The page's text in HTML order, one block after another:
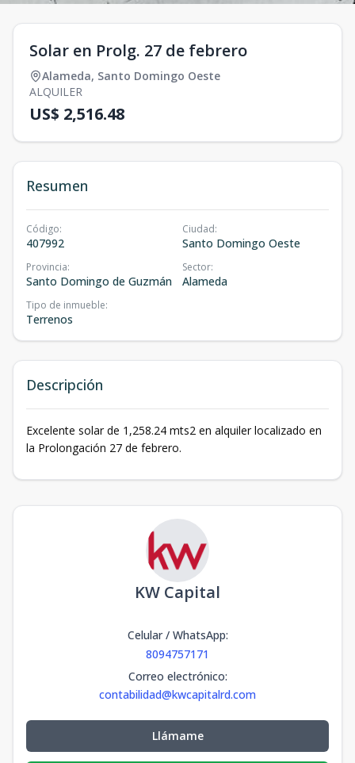
Solar en Prolg. 27 de febrero
Alameda, Santo Domingo Oeste
ALQUILER
US$ 2,516.48
Resumen
Código:
407992
Ciudad:
Santo Domingo Oeste
Provincia:
Santo Domingo de Guzmán
Sector:
Alameda
Tipo de inmueble:
Terrenos
Descripción
Excelente solar de 1,258.24 mts2 en alquiler localizado en
la Prolongación 27 de febrero.
KW Capital
Celular / WhatsApp:
8094757171
Correo electrónico:
contabilidad@kwcapitalrd.com
Llámame